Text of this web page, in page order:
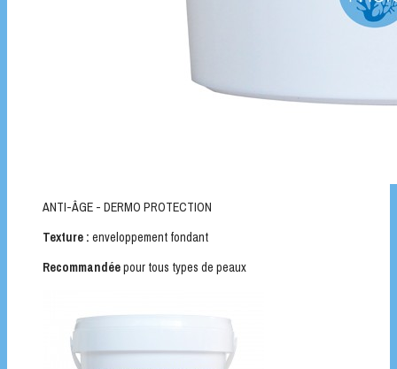
ANTI-ÂGE - DERMO PROTECTION
Texture : enveloppement fondant
Recommandéepour tous types de peaux